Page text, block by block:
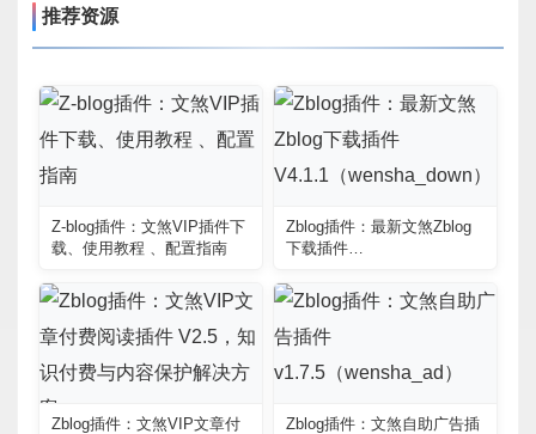
推荐资源
Z-blog插件：文煞VIP插件下
载、使用教程 、配置指南
Zblog插件：最新文煞Zblog
下载插件
Zblog插件：文煞VIP文章付
Zblog插件：文煞自助广告插